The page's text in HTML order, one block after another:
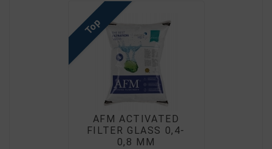
Top
AFM ACTIVATED
FILTER GLASS 0,4-
0,8 MM